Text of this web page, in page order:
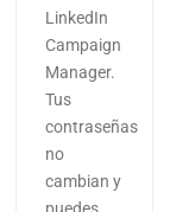
LinkedIn
Campaign
Manager.
Tus
contraseñas
no
cambian y
puedes